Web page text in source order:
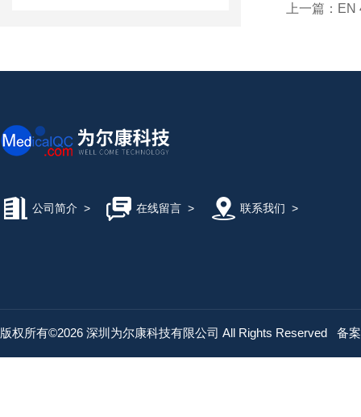
上一篇： EN
公司简介 > 在线留言> 联系我们 >
版权所有©2026 深圳为尔康科技有限公司 All Rights Reserved 备